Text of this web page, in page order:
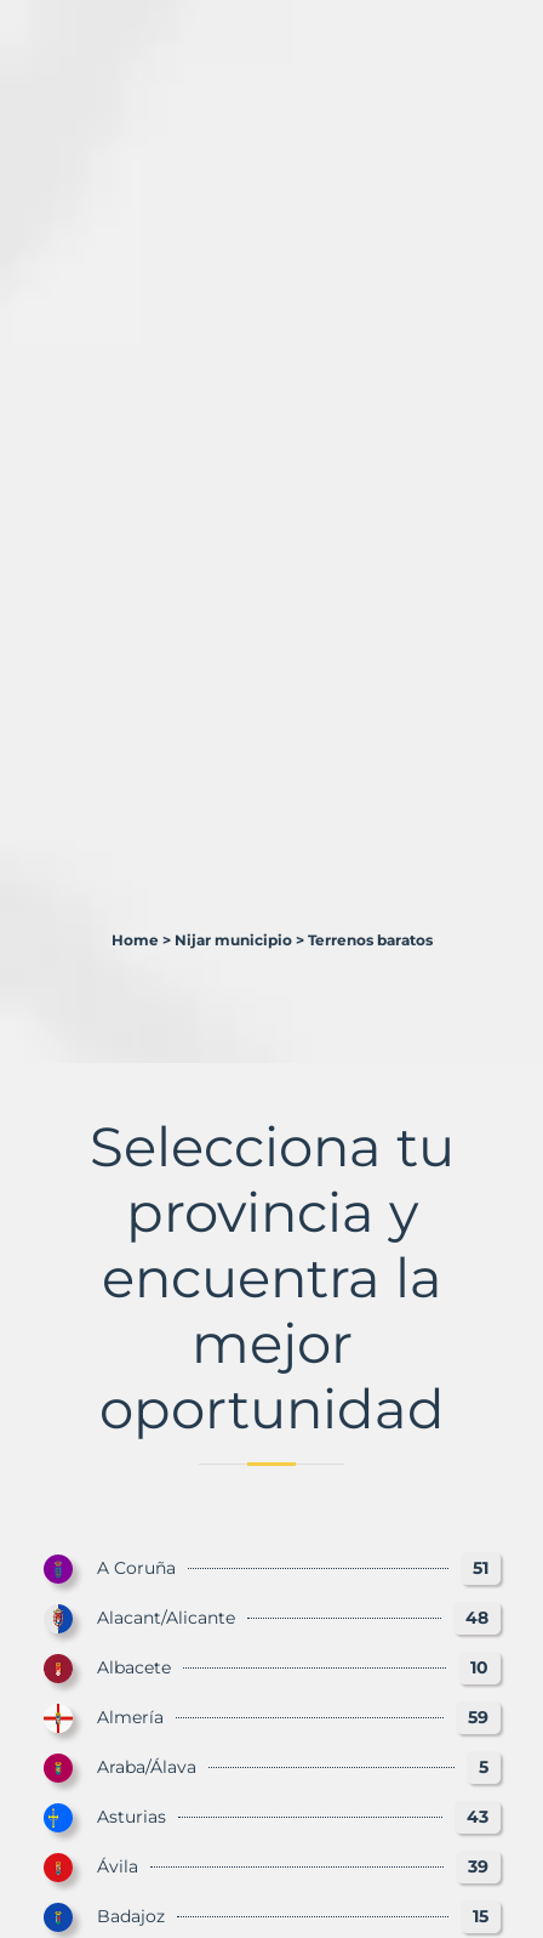
Murbalands
Home > Nijar municipio > Terrenos baratos
Selecciona tu
provincia y
encuentra la
mejor
oportunidad
A Coruña 51
Alacant/Alicante 48
Albacete 10
Almería 59
Araba/Álava 5
Asturias 43
Ávila 39
Badajoz 15